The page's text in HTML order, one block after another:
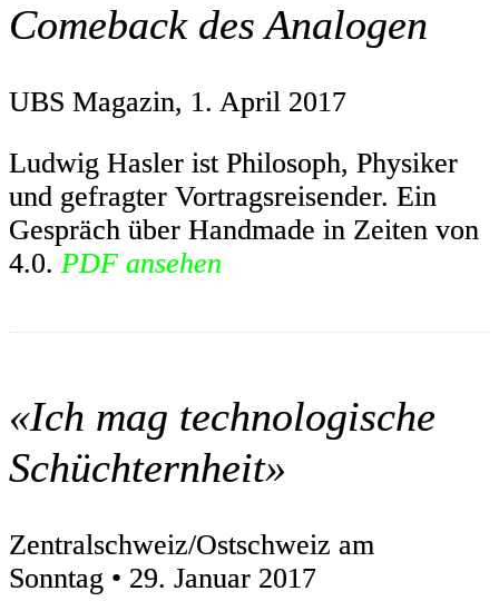
Comeback des Analogen
UBS Magazin, 1. April 2017
Ludwig Hasler ist Philosoph, Physiker
und gefragter Vortragsreisender. Ein
Gespräch über Handmade in Zeiten von
4.0.PDF ansehen
«Ich mag technologische
Schüchternheit»
Zentralschweiz/Ostschweiz am
Sonntag • 29. Januar 2017